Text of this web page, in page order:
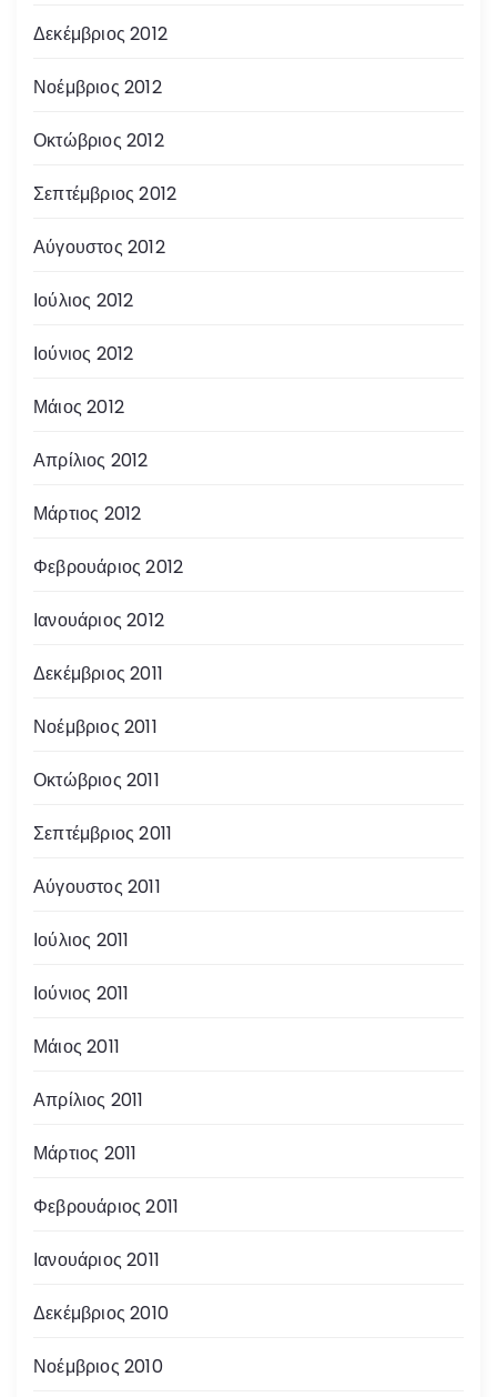
Δεκέμβριος 2012
Νοέμβριος 2012
Οκτώβριος 2012
Σεπτέμβριος 2012
Αύγουστος 2012
Ιούλιος 2012
Ιούνιος 2012
Μάιος 2012
Απρίλιος 2012
Μάρτιος 2012
Φεβρουάριος 2012
Ιανουάριος 2012
Δεκέμβριος 2011
Νοέμβριος 2011
Οκτώβριος 2011
Σεπτέμβριος 2011
Αύγουστος 2011
Ιούλιος 2011
Ιούνιος 2011
Μάιος 2011
Απρίλιος 2011
Μάρτιος 2011
Φεβρουάριος 2011
Ιανουάριος 2011
Δεκέμβριος 2010
Νοέμβριος 2010